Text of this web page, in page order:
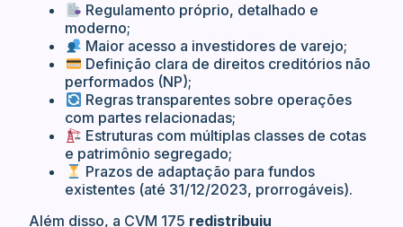
Regulamento próprio, detalhado e
moderno;
Maior acesso a investidores de varejo;
Definição clara de direitos creditórios não
performados (NP);
Regras transparentes sobre operações
com partes relacionadas;
Estruturas com múltiplas classes de cotas
e patrimônio segregado;
Prazos de adaptação para fundos
existentes (até 31/12/2023, prorrogáveis).
Além disso, a CVM 175 redistribuiu